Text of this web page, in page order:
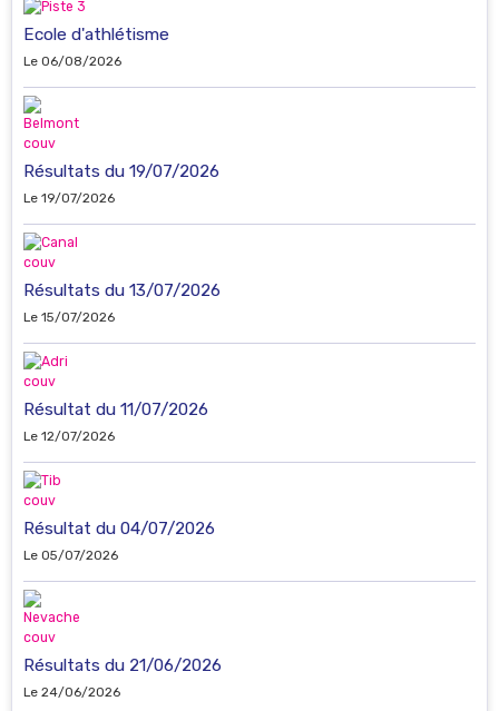
Ecole d'athlétisme
Le 06/08/2026
Résultats du 19/07/2026
Le 19/07/2026
Résultats du 13/07/2026
Le 15/07/2026
Résultat du 11/07/2026
Le 12/07/2026
Résultat du 04/07/2026
Le 05/07/2026
Résultats du 21/06/2026
Le 24/06/2026